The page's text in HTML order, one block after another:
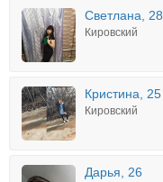
Светлана, 28
Кировский
Кристина, 25
Кировский
Дарья, 26